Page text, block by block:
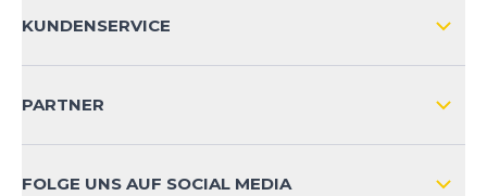
KUNDENSERVICE
PARTNER
FOLGE UNS AUF SOCIAL MEDIA